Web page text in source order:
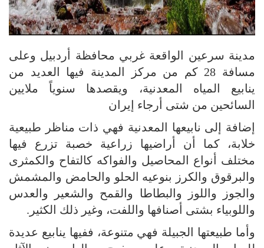
مدينة سرعين الواقعة غربي محافظة أردبيل وعلى
مسافة 28 كم من مركز المدينة فيها العديد من
ينابيع المياه المعدنية، ويقصدها سنوياً ملايين
السائحين من شتى أرجاء إيران
إضافة إلى نابيعها المعدنية فهي ذات مناظر طبيعية
خلابة، كما أن أراضيها زراعية خصبة تزرع فيها
مختلف أنواع المحاصيل والفواكه كالتفاح والكمثرى
والبرقوق والكرز بنوعيه الحلو والحامض والمشمش
والجوز واللوز والبطاطا والقمح والشعير والعدس
واللوبياء بشتى أصنافها واللفت، وغير ذلك الكثير.
وأما طبيعتها الجبيلة فهي متنوعة، ففيها ينابيع عديدة